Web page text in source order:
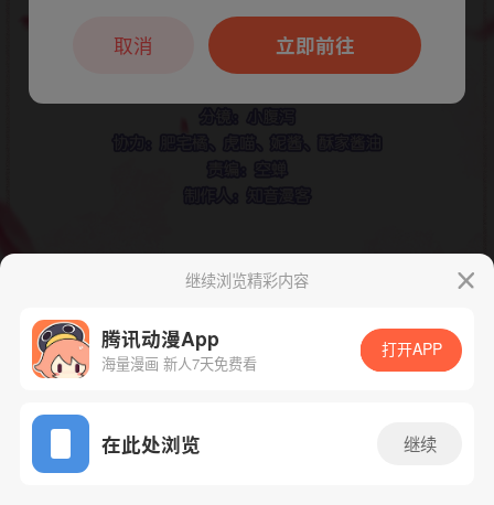
App免费看
下一话
继续浏览精彩内容
腾讯动漫App
海量漫画 新人7天免费看
打开APP
在此处浏览 继续
本章节仅支持App阅读，可打开App新用
户7天免费看立即前往
取消